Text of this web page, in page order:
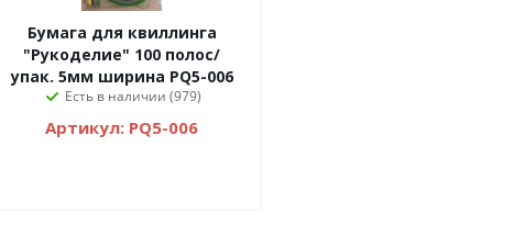
Бумага для квиллинга
"Рукоделие" 100 полос/
упак. 5мм ширина PQ5-006
Есть в наличии (979)
Артикул: PQ5-006